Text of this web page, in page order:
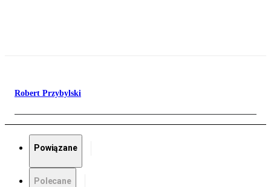
Robert Przybylski
Powiązane
Polecane